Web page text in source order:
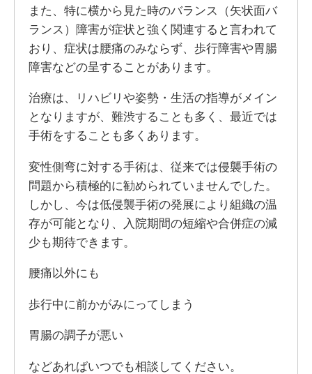
また、特に横から見た時のバランス（矢状面バ
ランス）障害が症状と強く関連すると言われて
おり、症状は腰痛のみならず、歩行障害や胃腸
障害などの呈することがあります。
治療は、リハビリや姿勢・生活の指導がメイン
となりますが、難渋することも多く、最近では
手術をすることも多くあります。
変性側弯に対する手術は、従来では侵襲手術の
問題から積極的に勧められていませんでした。
しかし、今は低侵襲手術の発展により組織の温
存が可能となり、入院期間の短縮や合併症の減
少も期待できます。
腰痛以外にも
歩行中に前かがみにってしまう
胃腸の調子が悪い
などあればいつでも相談してください。